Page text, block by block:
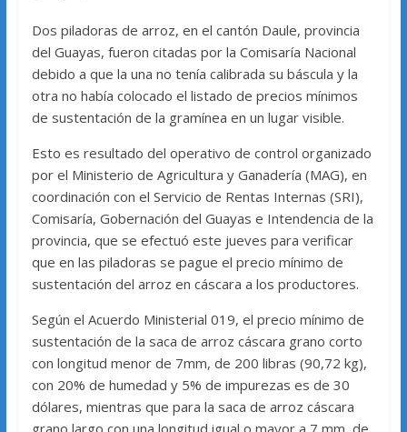
Dos piladoras de arroz, en el cantón Daule, provincia
del Guayas, fueron citadas por la Comisaría Nacional
debido a que la una no tenía calibrada su báscula y la
otra no había colocado el listado de precios mínimos
de sustentación de la gramínea en un lugar visible.
Esto es resultado del operativo de control organizado
por el Ministerio de Agricultura y Ganadería (MAG), en
coordinación con el Servicio de Rentas Internas (SRI),
Comisaría, Gobernación del Guayas e Intendencia de la
provincia, que se efectuó este jueves para verificar
que en las piladoras se pague el precio mínimo de
sustentación del arroz en cáscara a los productores.
Según el Acuerdo Ministerial 019, el precio mínimo de
sustentación de la saca de arroz cáscara grano corto
con longitud menor de 7mm, de 200 libras (90,72 kg),
con 20% de humedad y 5% de impurezas es de 30
dólares, mientras que para la saca de arroz cáscara